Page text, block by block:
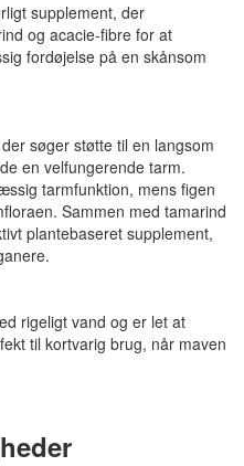
supplement, der
og acacie-fibre for at
fordøjelse på en skånsom
søger støtte til en langsom
en velfungerende tarm.
tarmfunktion, mens figen
Sammen med tamarind
plantebaseret supplement,
rigeligt vand og er let at
til kortvarig brug, når maven